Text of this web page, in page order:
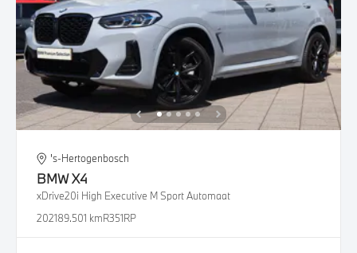
's-Hertogenbosch
BMWX4
xDrive20i High Executive M Sport Automaat
202189.501 kmR351RP